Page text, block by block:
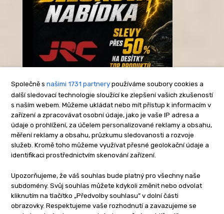
Společně s našimi 1731 partnery používáme soubory cookies a
další sledovací technologie sloužící ke zlepšení vašich zkušeností
s naším webem. Můžeme ukládat nebo mít přístup k informacím v
zařízení a zpracovávat osobní údaje, jako je vaše IP adresa a
údaje o prohlížení, za účelem personalizované reklamy a obsahu,
měření reklamy a obsahu, průzkumu sledovanosti a rozvoje
služeb. Kromě toho můžeme využívat přesné geolokační údaje a
identifikaci prostřednictvím skenování zařízení.
Upozorňujeme, že váš souhlas bude platný pro všechny naše
subdomény. Svůj souhlas můžete kdykoli změnit nebo odvolat
kliknutím na tlačítko „Předvolby souhlasu” v dolní části
obrazovky. Respektujeme vaše rozhodnutí a zavazujeme se
-Reklama-